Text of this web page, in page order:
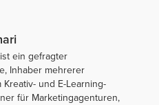
ein gefragter
Inhaber mehrerer
und E-Learning-
für Marketingagenturen,